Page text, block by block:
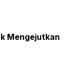
Mengejutkan